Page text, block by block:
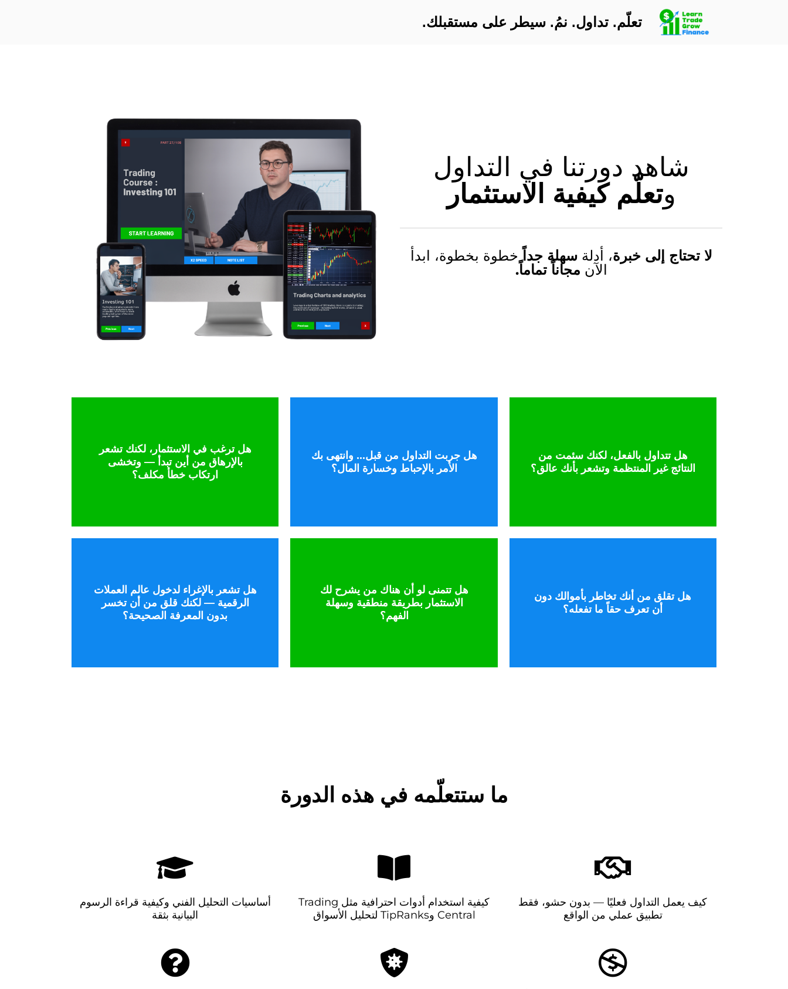
تعلّم. تداول. نمُ. سيطر على مستقبلك.
شاهد دورتنا في التداول
وتعلّم كيفية الاستثمار
لا تحتاج إلى خبرة، أدلةسهلة جداًخطوة بخطوة، ابدأ
الآن مجاناً تماماً.
هل تتداول بالفعل، لكنك سئمت من
النتائج غير المنتظمة وتشعر بأنك عالق؟
إلى قرارات منتظمة.
هل جربت التداول من قبل... وانتهى بك
الأمر بالإحباط وخسارة المال؟
باستخدام بيانات حقيقية وأدوات مجرّبة.
هل ترغب في الاستثمار، لكنك تشعر
بالإرهاق من أين تبدأ — وتخشى
ارتكاب خطأ مكلف؟
خطوة بخطوة، لتتمكن من الاستثمار
بثقة — حتى لو لم تجرب من قبل.
هل تقلق من أنك تخاطر بأموالك دون
أن تعرف حقاً ما تفعله؟
التداول عن وعي.
هل تتمنى لو أن هناك من يشرح لك
الاستثمار بطريقة منطقية وسهلة
الفهم؟
بسيطة وقابلة للتطبيق — بدون تعقيد
أو مصطلحات غامضة.
هل تشعر بالإغراء لدخول عالم العملات
الرقمية — لكنك قلق من أن تخسر
بدون المعرفة الصحيحة؟
الرقمية باستراتيجية واضحة لإدارة
المخاطر، وليس بالتخمين العشوائي.
ما ستتعلّمه في هذه الدورة
كيف يعمل التداول فعليًا — بدون حشو، فقط
تطبيق عملي من الواقع
كيفية استخدام أدوات احترافية مثل Trading
Central وTipRanks لتحليل الأسواق
أساسيات التحليل الفني وكيفية قراءة الرسوم
البيانية بثقة